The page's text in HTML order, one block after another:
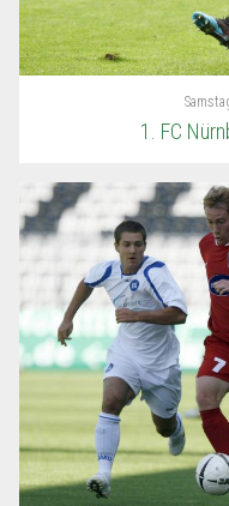
1. FC